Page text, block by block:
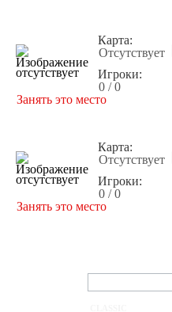
Карта:
Отсутствует
Игроки:
0 / 0
Занять это место
Карта:
Отсутствует
Игроки:
0 / 0
Занять это место